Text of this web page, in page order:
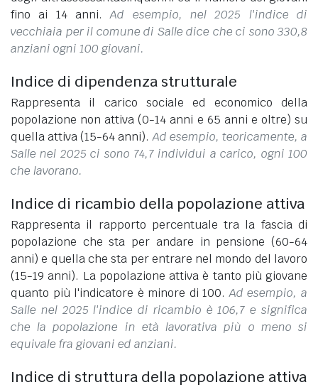
fino ai 14 anni.Ad esempio, nel 2025 l'indice di
vecchiaia per il comune di Salle dice che ci sono 330,8
anziani ogni 100 giovani.
Indice di dipendenza strutturale
Rappresenta il carico sociale ed economico della
popolazione non attiva (0-14 anni e 65 anni e oltre) su
quella attiva (15-64 anni).Ad esempio, teoricamente, a
Salle nel 2025 ci sono 74,7 individui a carico, ogni 100
che lavorano.
Indice di ricambio della popolazione attiva
Rappresenta il rapporto percentuale tra la fascia di
popolazione che sta per andare in pensione (60-64
anni) e quella che sta per entrare nel mondo del lavoro
(15-19 anni). La popolazione attiva è tanto più giovane
quanto più l'indicatore è minore di 100.Ad esempio, a
Salle nel 2025 l'indice di ricambio è 106,7 e significa
che la popolazione in età lavorativa più o meno si
equivale fra giovani ed anziani.
Indice di struttura della popolazione attiva